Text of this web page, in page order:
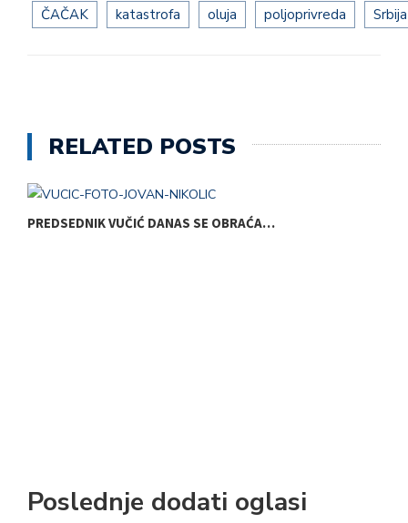
ČAČAK katastrofa oluja poljoprivreda Srbija
RELATED POSTS
PREDSEDNIK VUČIĆ DANAS SE OBRAĆA…
Poslednje dodati oglasi